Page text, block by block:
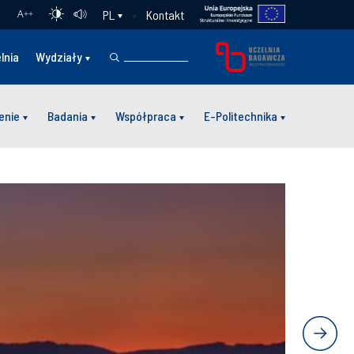
A++ PL Kontakt
Wydziały
Badania Współpraca E-Politechnika